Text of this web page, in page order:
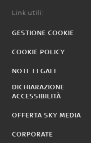
Link utili:
GESTIONE COOKIE
COOKIE POLICY
NOTE LEGALI
DICHIARAZIONE
ACCESSIBILITÀ
OFFERTA SKY MEDIA
CORPORATE